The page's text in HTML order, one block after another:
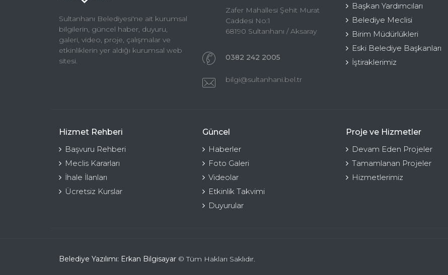
Sultanhanı Belediyesi'ne ait kurumsal
bilgilerin, güncel haber, duyuru,
galeri, video, proje, çalışmalar ve
etkinliklerin yer aldığı kurumsal web
sitesi.
Zafer Mahallesi Şehit Murat
Caddesi No:1
68190 Sultanhanı / Aksaray
0382 242 2005
bilgi@sultanhani.bel.tr
Başkan Yardımcıları
Belediye Meclisi
Birim Müdürlükleri
Eski Belediye Başkanları
İştiraklerimiz
Hizmet Rehberi
Başvuru Rehberi
Meclis Kararları
İhale İlanları
Ücretsiz Kurslar
Güncel
Haberler
Foto Galeri
Videolar
Etkinlik Takvimi
Duyurular
Proje ve Hizmetler
Devam Eden Projeler
Tamamlanan Projeler
Hizmetlerimiz
Belediye Yazılımı: Erkan Bilgisayar © Tüm Hakları Saklıdır.